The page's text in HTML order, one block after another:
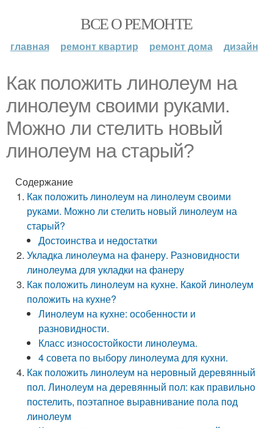
ВСЕ О РЕМОНТЕ
главная ремонт квартир ремонт дома дизайн
Как положить линолеум на
линолеум своими руками.
Можно ли стелить новый
линолеум на старый?
Содержание
Как положить линолеум на линолеум своими
руками. Можно ли стелить новый линолеум на
старый?
Достоинства и недостатки
Укладка линолеума на фанеру. Разновидности
линолеума для укладки на фанеру
Как положить линолеум на кухне. Какой линолеум
положить на кухне?
Линолеум на кухне: особенности и
разновидности.
Класс износостойкости линолеума.
4 совета по выбору линолеума для кухни.
Как положить линолеум на неровный деревянный
пол. Линолеум на деревянный пол: как правильно
постелить, поэтапное выравнивание пола под
линолеум